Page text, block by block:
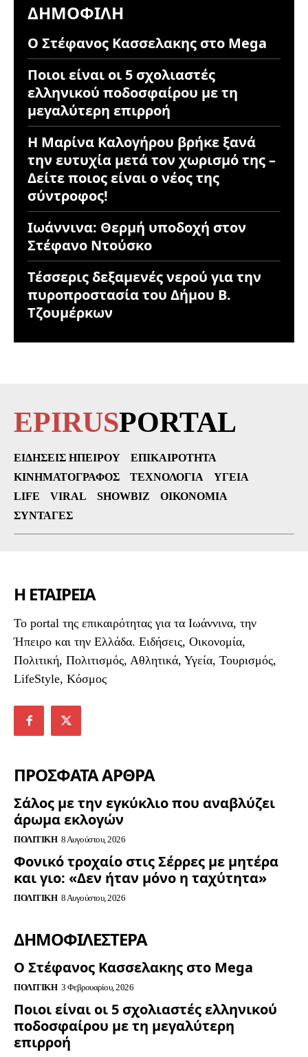
ΔΗΜΟΦΙΛΉ
Ο Στέφανος Κασσελακης στο Mega
Ποιοι είναι οι 5 σχολιαστές
ελληνικού ποδοσφαίρου με τη
μεγαλύτερη επιρροή
Η Μαρίνα Καλογήρου βρήκε ξανά
την ευτυχία μετά τον χωρισμό της –
Δείτε ποιος είναι ο νέος της
σύντροφος!
Ιωάννινα: Θερμή υποδοχή στον
Στέφανο Ντούσκο
Τέσσερις δεξαμενές νερού για την
πυροπροστασία του Δήμου Β.
Τζουμέρκων
EPIRUSPORTAL
ΕΙΔΉΣΕΙΣ ΗΠΕΊΡΟΥ
ΕΠΙΚΑΙΡΌΤΗΤΑ
ΚΙΝΗΜΑΤΟΓΡΆΦΟΣ
ΤΕΧΝΟΛΟΓΊΑ
ΥΓΕΊΑ
LIFE
VIRAL SHOWBIZ
ΟΙΚΟΝΟΜΊΑ
ΣΥΝΤΑΓΈΣ
Η ΕΤΑΙΡΕΙΑ
To portal της επικαιρότητας για τα Ιωάννινα, την
Ήπειρο και την Ελλάδα. Ειδήσεις, Οικονομία,
Πολιτική, Πολιτισμός, Αθλητικά, Υγεία, Τουρισμός,
LifeStyle, Κόσμος
ΠΡΟΣΦΑΤΑ ΑΡΘΡΑ
Σάλος με την εγκύκλιο που αναβλύζει
άρωμα εκλογών
ΠΟΛΙΤΙΚΉ 8 Αυγούστου, 2026
Φονικό τροχαίο στις Σέρρες με μητέρα
και γιο: «Δεν ήταν μόνο η ταχύτητα»
ΠΟΛΙΤΙΚΉ 8 Αυγούστου, 2026
ΔΗΜΟΦΙΛΈΣΤΕΡΑ
Ο Στέφανος Κασσελακης στο Mega
ΠΟΛΙΤΙΚΉ 3 Φεβρουαρίου, 2026
Ποιοι είναι οι 5 σχολιαστές ελληνικού
ποδοσφαίρου με τη μεγαλύτερη
επιρροή